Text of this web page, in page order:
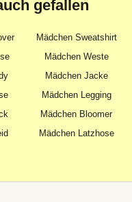
gefallen
Mädchen Sweatshirt
Mädchen Weste
Mädchen Jacke
Mädchen Legging
Mädchen Bloomer
Mädchen Latzhose